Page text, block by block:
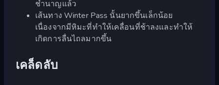
ชำนาญแล้ว
เส้นทาง Winter Pass นั้นยากขึ้นเล็กน้อย
เนื่องจากมีหิมะที่ทำให้เคลื่อนที่ช้าลงและทำให้
เกิดการลื่นไถลมากขึ้น
เคล็ดลับ